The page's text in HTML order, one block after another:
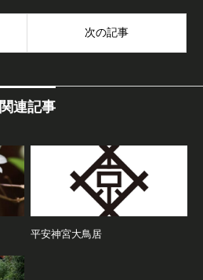
次の記事
関連記事
平安神宮大鳥居